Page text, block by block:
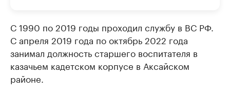
С 1990 по 2019 годы проходил службу в ВС РФ.
С апреля 2019 года по октябрь 2022 года
занимал должность старшего воспитателя в
казачьем кадетском корпусе в Аксайском
районе.